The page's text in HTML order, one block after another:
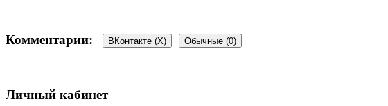
Комментарии: ВКонтакте (X) Обычные (0)
Добавить комментарий
Личный кабинет